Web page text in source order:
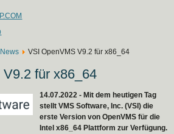
VSI OpenVMS V9.2 für x86_64
für x86_64
14.07.2022 - Mit dem heutigen Tag
stellt VMS Software, Inc. (VSI) die
erste Version von OpenVMS für die
Intel x86_64 Plattform zur Verfügung.